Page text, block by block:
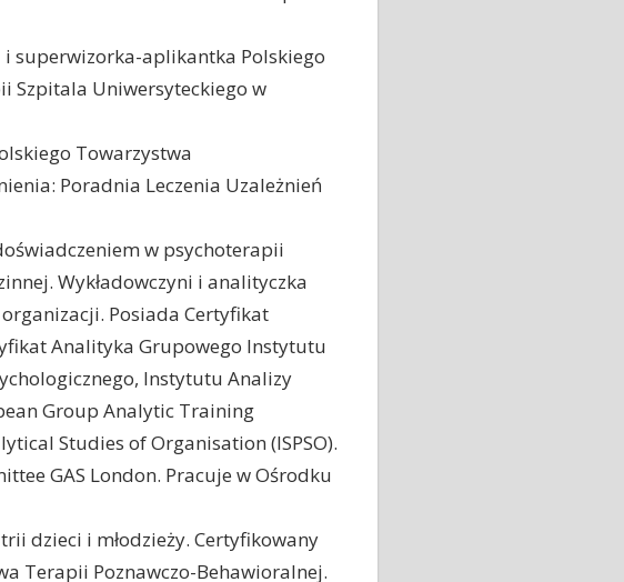
superwizorka-aplikantka Polskiego
Szpitala Uniwersyteckiego w
Towarzystwa
Poradnia Leczenia Uzależnień
w psychoterapii
Wykładowczyni i analityczka
Posiada Certyfikat
Analityka Grupowego Instytutu
Instytutu Analizy
Group Analytic Training
Studies of Organisation (ISPSO).
GAS London. Pracuje w Ośrodku
dzieci i młodzieży. Certyfikowany
Terapii Poznawczo-Behawioralnej.